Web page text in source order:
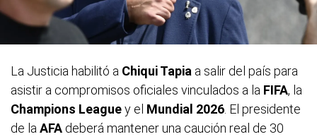
La Justicia habilitó a Chiqui Tapia a salir del país para
asistir a compromisos oficiales vinculados a la FIFA, la
Champions Leaguey el Mundial 2026. El presidente
de laAFA deberá mantener una caución real de 30